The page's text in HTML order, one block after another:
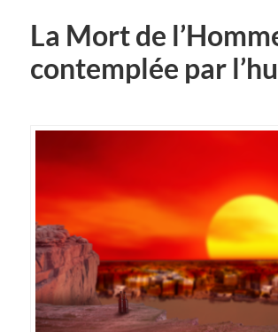
La Mort de
contemplée par